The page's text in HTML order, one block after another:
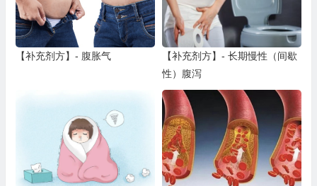
【补充剂方】- 腹胀气
【补充剂方】- 长期慢性（间歇
性）腹泻